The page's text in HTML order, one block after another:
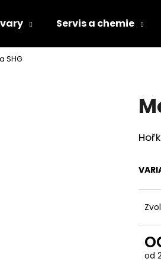
Servis a chemie
SHG
od
Co potřebujete najít?